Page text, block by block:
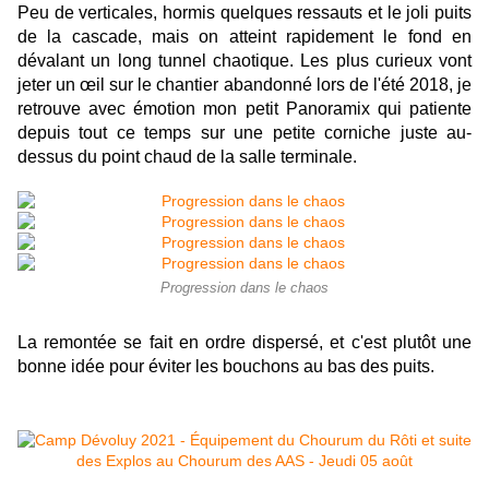
Peu de verticales, hormis quelques ressauts et le joli puits
de la cascade, mais on atteint rapidement le fond en
dévalant un long tunnel chaotique. Les plus curieux vont
jeter un œil sur le chantier abandonné lors de l'été 2018, je
retrouve avec émotion mon petit Panoramix qui patiente
depuis tout ce temps sur une petite corniche juste au-
dessus du point chaud de la salle terminale.
Progression dans le chaos
La remontée se fait en ordre dispersé, et c'est plutôt une
bonne idée pour éviter les bouchons au bas des puits.